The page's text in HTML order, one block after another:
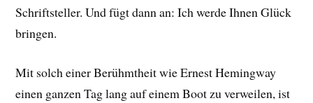
Schriftsteller. Und fügt dann an: Ich werde Ihnen Glück
bringen.
Mit solch einer Berühmtheit wie Ernest Hemingway
einen ganzen Tag lang auf einem Boot zu verweilen, ist